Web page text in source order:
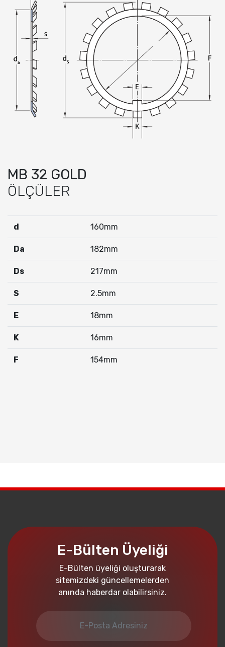
MB 32 GOLD
ÖLÇÜLER
d 160mm
Da 182mm
Ds 217mm
S 2.5mm
E 18mm
K 16mm
F 154mm
E-Bülten Üyeliği
E-Bülten üyeliği oluşturarak
sitemizdeki güncellemelerden
anında haberdar olabilirsiniz.